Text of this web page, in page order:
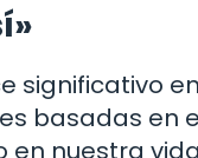
significativo
basadas en
nuestra